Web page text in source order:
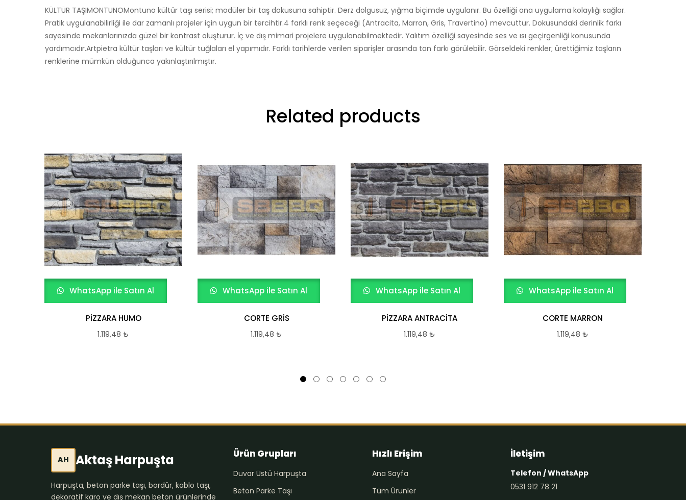
KÜLTÜR TAŞIMONTUNOMontuno kültür taşı serisi; modüler bir taş dokusuna sahiptir. Derz dolgusuz, yığma biçimde uygulanır. Bu özelliği ona uygulama kolaylığı sağlar.
Pratik uygulanabilirliği ile dar zamanlı projeler için uygun bir tercihtir.4 farklı renk seçeceği (Antracita, Marron, Gris, Travertino) mevcuttur. Dokusundaki derinlik farkı
sayesinde mekanlarınızda güzel bir kontrast oluşturur. İç ve dış mimari projelere uygulanabilmektedir. Yalıtım özelliği sayesinde ses ve ısı geçirgenliği konusunda
yardımcıdır.Artpietra kültür taşları ve kültür tuğlaları el yapımıdır. Farklı tarihlerde verilen siparişler arasında ton farkı görülebilir. Görseldeki renkler; ürettiğimiz taşların
renklerine mümkün olduğunca yakınlaştırılmıştır.
Related products
WhatsApp ile Satın Al
PİZZARA HUMO
1.119,48 ₺
WhatsApp ile Satın Al
CORTE GRİS
1.119,48 ₺
WhatsApp ile Satın Al
PİZZARA ANTRACİTA
1.119,48 ₺
WhatsApp ile Satın Al
CORTE MARRON
1.119,48 ₺
AH Aktaş Harpuşta
Harpuşta, beton parke taşı, bordür, kablo taşı,
dekoratif karo ve dış mekan beton ürünlerinde
Ürün Grupları
Duvar Üstü Harpuşta
Beton Parke Taşı
Hızlı Erişim
Ana Sayfa
Tüm Ürünler
İletişim
Telefon / WhatsApp
0531 912 78 21